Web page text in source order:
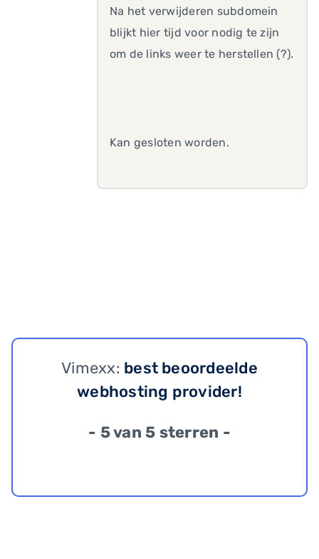
Na het verwijderen subdomein
blijkt hier tijd voor nodig te zijn
om de links weer te herstellen (?).
Kan gesloten worden.
Vimexx: best beoordeelde
webhosting provider!
- 5 van 5 sterren -